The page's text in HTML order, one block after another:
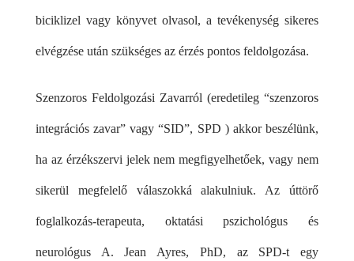
biciklizel vagy könyvet olvasol, a tevékenység sikeres
elvégzése után szükséges az érzés pontos feldolgozása.
Szenzoros Feldolgozási Zavarról (eredetileg “szenzoros
integrációs zavar” vagy “SID”, SPD ) akkor beszélünk,
ha az érzékszervi jelek nem megfigyelhetőek, vagy nem
sikerül megfelelő válaszokká alakulniuk. Az úttörő
foglalkozás-terapeuta, oktatási pszichológus és
neurológus A. Jean Ayres, PhD, az SPD-t egy